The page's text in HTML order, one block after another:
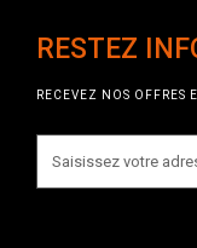
RESTEZ
RECEVEZ NOS OFFRES